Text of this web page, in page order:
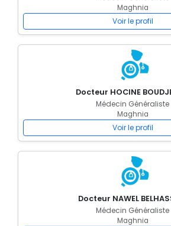
Maghnia
Voir le profil
Docteur HOCINE
Médecin Généraliste
Maghnia
Voir le profil
Docteur NAWEL
Médecin Généraliste
Maghnia